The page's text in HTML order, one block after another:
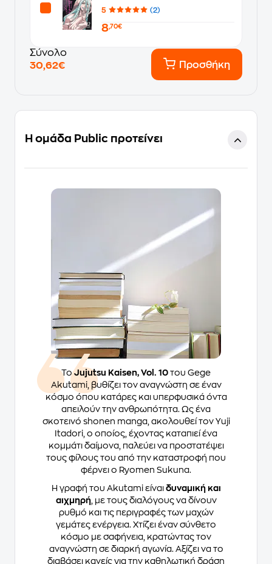
5 (2)
8,70€
Σύνολο
30,62€
Προσθήκη
Η ομάδα Public προτείνει
ΤοJujutsu Kaisen, Vol. 10 του Gege
Akutami, βυθίζει τον αναγνώστη σε έναν
κόσμο όπου κατάρες και υπερφυσικά όντα
απειλούν την ανθρωπότητα. Ως ένα
σκοτεινό shonen manga, ακολουθεί τον Yuji
Itadori, ο οποίος, έχοντας καταπιεί ένα
κομμάτι δαίμονα, παλεύει να προστατέψει
τους φίλους του από την καταστροφή που
φέρνει ο Ryomen Sukuna.
Η γραφή του Akutami είναι δυναμική και
αιχμηρή, με τους διαλόγους να δίνουν
ρυθμό και τις περιγραφές των μαχών
γεμάτες ενέργεια. Χτίζει έναν σύνθετο
κόσμο με σαφήνεια, κρατώντας τον
αναγνώστη σε διαρκή αγωνία. Αξίζει να το
διαβάσει κανείς για την καθηλωτική δράση